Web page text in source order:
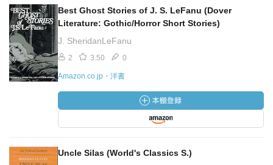
Best Ghost Stories of J. S. LeFanu (Dover
Literature: Gothic/Horror Short Stories)
J. SheridanLeFanu
2 3.50 0
Amazon.co.jp・洋書
Uncle Silas (World's Classics S.)